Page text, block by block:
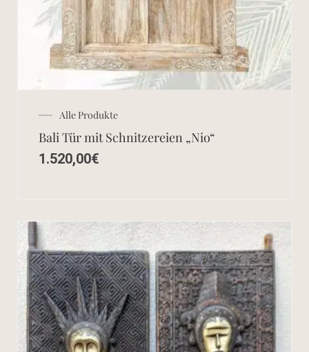
Alle Produkte
Bali Tür mit Schnitzereien „Nio“
1.520,00€